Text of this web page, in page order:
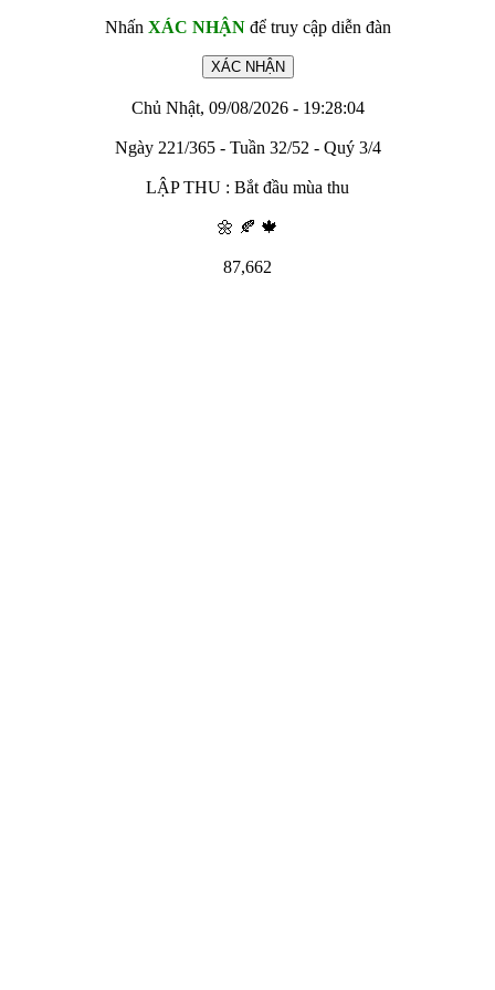
Nhấn XÁC NHẬNđể truy cập diễn đàn
Chủ Nhật, 09/08/2026 - 19:28:04
Ngày 221/365 - Tuần 32/52 - Quý 3/4
LẬP THU : Bắt đầu mùa thu
🌼 🍂 🍁
87,662